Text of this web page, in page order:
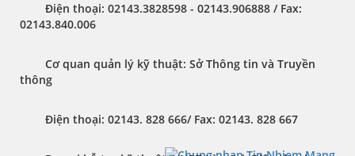
Điện thoại: 02143.3828598 - 02143.906888 / Fax:
02143.840.006
Cơ quan quản lý kỹ thuật: Sở Thông tin và Truyền
thông
Điện thoại: 02143. 828 666/ Fax: 02143. 828 667